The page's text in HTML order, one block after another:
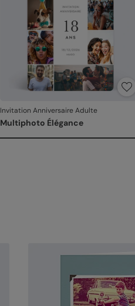
Invitation Anniversaire Adulte
Multiphoto Élégance